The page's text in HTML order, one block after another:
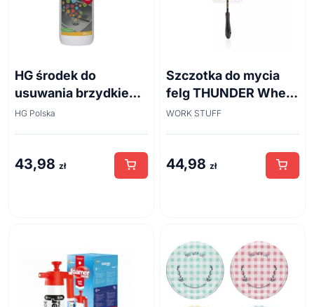
HG środek do
usuwania brzydkiego
zapachu z odpływów
HG Polska
43,98 zł
Szczotka do mycia
felg THUNDER Wheel
Brush 45cm
WORK STUFF
44,98 zł